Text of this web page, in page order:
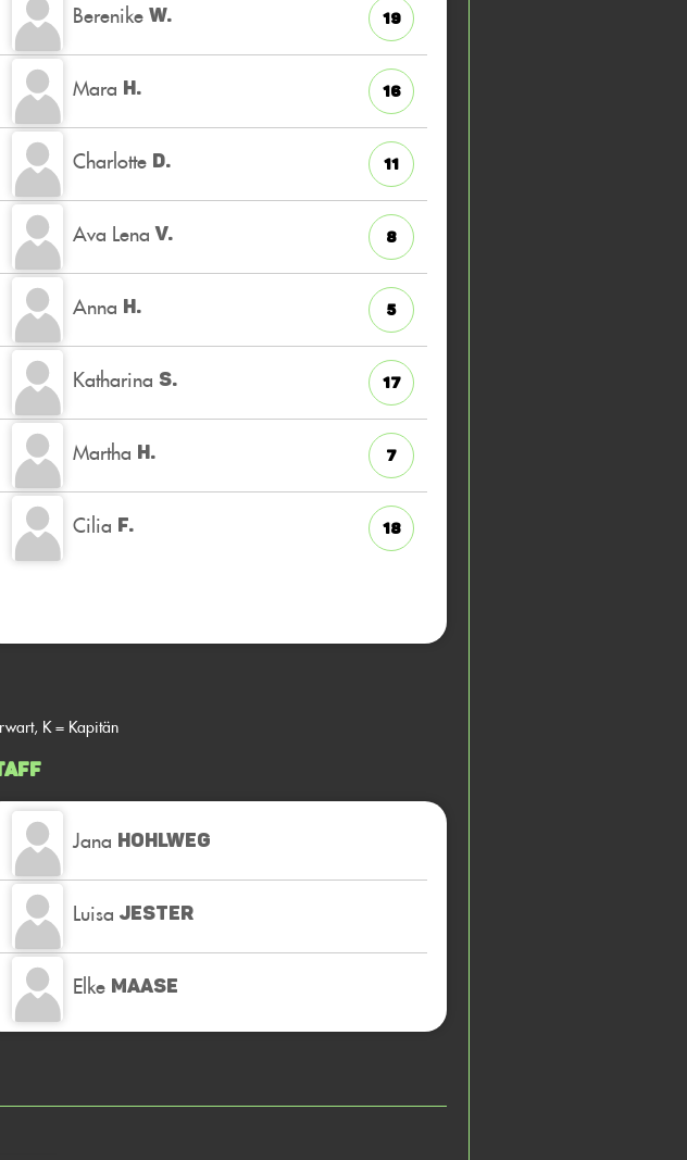
Berenike W. 19
Mara H. 16
Charlotte D. 11
Ava Lena V. 8
Anna H. 5
Katharina S. 17
Martha H. 7
Cilia F. 18
K = Kapitän
Jana HOHLWEG
Luisa JESTER
Elke MAASE